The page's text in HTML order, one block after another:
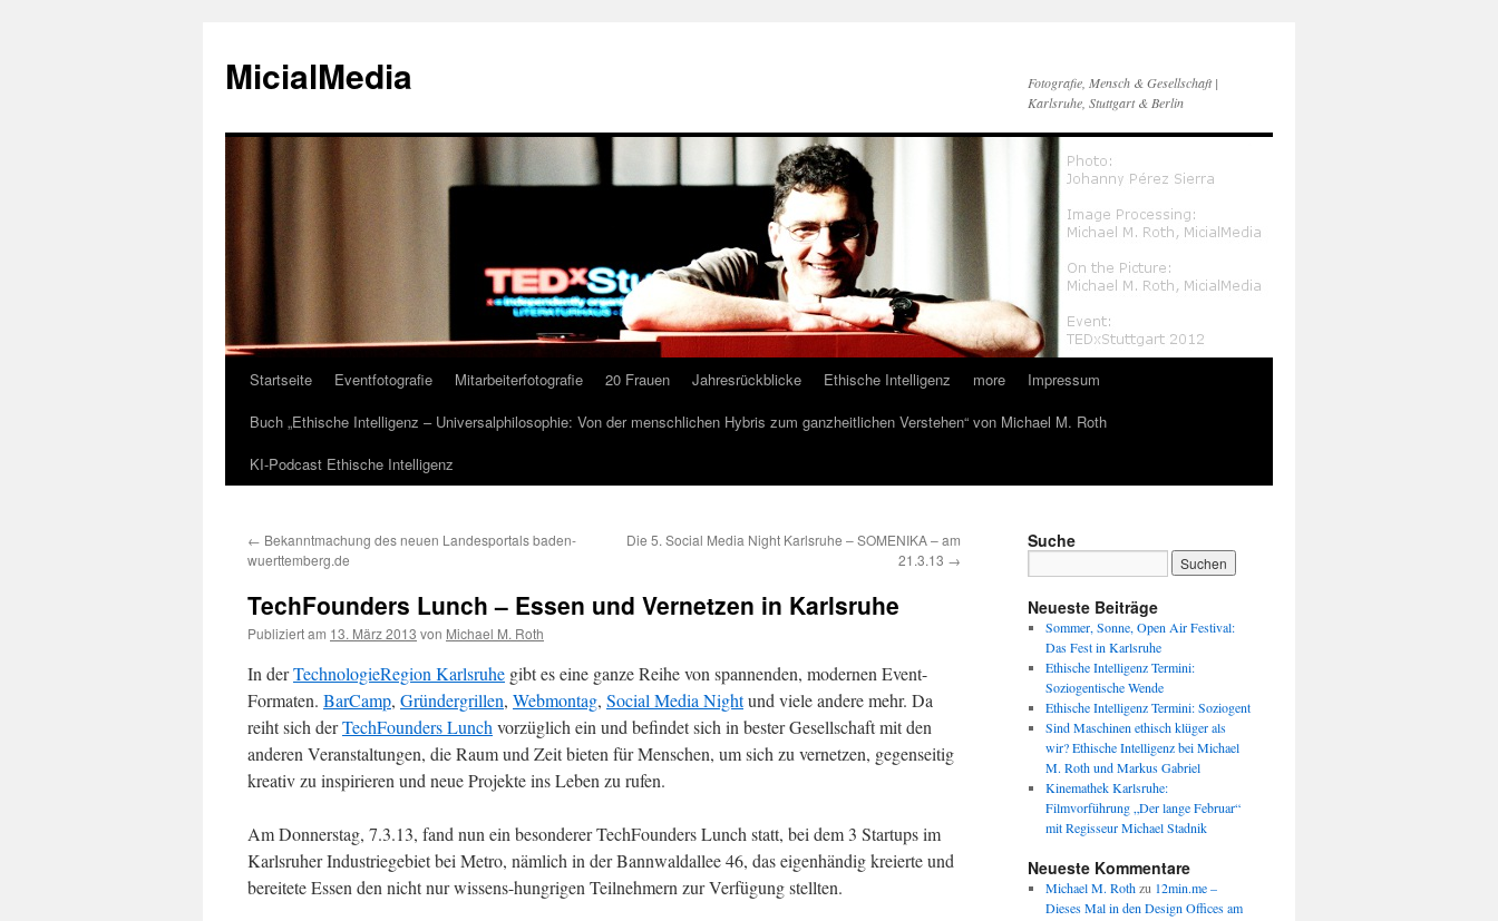
MicialMedia
Fotografie, Mensch & Gesellschaft |
Karlsruhe, Stuttgart & Berlin
Zum
Inhalt
springen
Startseite Eventfotografie Mitarbeiterfotografie 20 Frauen Jahresrückblicke Ethische Intelligenz more
Impressum
Buch „Ethische Intelligenz – Universalphilosophie: Von der menschlichen Hybris zum ganzheitlichen Verstehen“ von Michael M. Roth
KI-Podcast Ethische Intelligenz
← Bekanntmachung des neuen Landesportals baden-
wuerttemberg.de
Die 5. Social Media Night Karlsruhe – SOMENIKA – am
21.3.13 →
TechFounders Lunch – Essen und Vernetzen in Karlsruhe
Publiziert am 13. März 2013 von Michael M. Roth
In derTechnologieRegion Karlsruhe gibt es eine ganze Reihe von spannenden, modernen Event-
Formaten. BarCamp, Gründergrillen, Webmontag, Social Media Nightund viele andere mehr. Da
reiht sich derTechFounders Lunch vorzüglich ein und befindet sich in bester Gesellschaft mit den
anderen Veranstaltungen, die Raum und Zeit bieten für Menschen, um sich zu vernetzen, gegenseitig
kreativ zu inspirieren und neue Projekte ins Leben zu rufen.
Am Donnerstag, 7.3.13, fand nun ein besonderer TechFounders Lunch statt, bei dem 3 Startups im
Karlsruher Industriegebiet bei Metro, nämlich in der Bannwaldallee 46, das eigenhändig kreierte und
bereitete Essen den nicht nur wissens-hungrigen Teilnehmern zur Verfügung stellten.
Suche
Neueste Beiträge
Sommer, Sonne, Open Air Festival:
Das Fest in Karlsruhe
Ethische Intelligenz Termini:
Soziogentische Wende
Ethische Intelligenz Termini: Soziogent
Sind Maschinen ethisch klüger als
wir? Ethische Intelligenz bei Michael
M. Roth und Markus Gabriel
Kinemathek Karlsruhe:
Filmvorführung „Der lange Februar“
mit Regisseur Michael Stadnik
Neueste Kommentare
Michael M. Rothzu 12min.me –
Dieses Mal in den Design Offices am